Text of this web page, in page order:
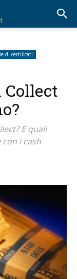
di certificati
E quali
i cash